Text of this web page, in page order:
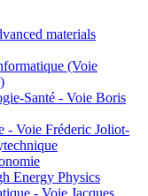
materials
(Voie
Santé - Voie Boris
- Voie Fréderic Joliot-
Energy Physics
- Voie Jacques